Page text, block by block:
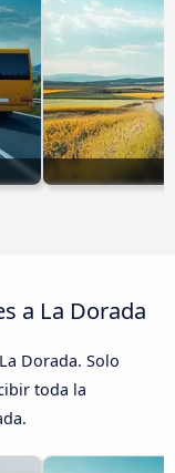
a La Dorada
Dorada. Solo
toda la